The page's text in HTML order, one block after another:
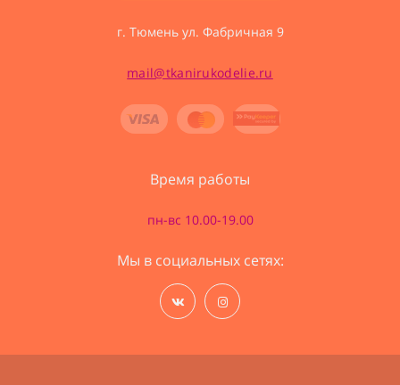
г. Тюмень ул. Фабричная 9
mail@tkanirukodelie.ru
Время работы
пн-вс 10.00-19.00
Мы в социальных сетях: